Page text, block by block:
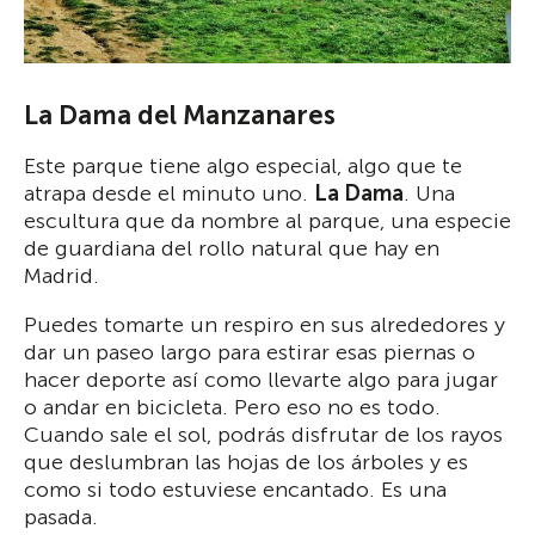
La Dama del Manzanares
Este parque tiene algo especial, algo que te
atrapa desde el minuto uno. La Dama. Una
escultura que da nombre al parque, una especie
de guardiana del rollo natural que hay en
Madrid.
Puedes tomarte un respiro en sus alrededores y
dar un paseo largo para estirar esas piernas o
hacer deporte así como llevarte algo para jugar
o andar en bicicleta. Pero eso no es todo.
Cuando sale el sol, podrás disfrutar de los rayos
que deslumbran las hojas de los árboles y es
como si todo estuviese encantado. Es una
pasada.